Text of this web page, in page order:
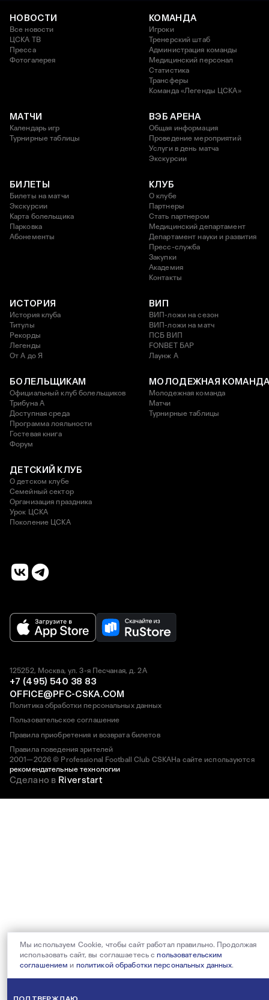
НОВОСТИ
Все новости
ЦСКА ТВ
Пресса
Фотогалерея
КОМАНДА
Игроки
Тренерский штаб
Администрация команды
Медицинский персонал
Статистика
Трансферы
Команда «Легенды ЦСКА»
МАТЧИ
Календарь игр
Турнирные таблицы
ВЭБ АРЕНА
Общая информация
Проведение мероприятий
Услуги в день матча
Экскурсии
БИЛЕТЫ
Билеты на матчи
Экскурсии
Карта болельщика
Парковка
Абонементы
КЛУБ
О клубе
Партнеры
Стать партнером
Медицинский департамент
Департамент науки и развития
Пресс-служба
Закупки
Академия
Контакты
ИСТОРИЯ
История клуба
Титулы
Рекорды
Легенды
От А до Я
ВИП
ВИП-ложи на сезон
ВИП-ложи на матч
ПСБ ВИП
FONBET БАР
Лаунж A
БОЛЕЛЬЩИКАМ
Официальный клуб болельщиков
Трибуна А
Доступная среда
Программа лояльности
Гостевая книга
Форум
МОЛОДЕЖНАЯ
Молодежная команда
Матчи
Турнирные таблицы
ДЕТСКИЙ КЛУБ
О детском клубе
Семейный сектор
Организация праздника
Урок ЦСКА
Поколение ЦСКА
2001—2026 © Professional Football Club CSKAНа сайте используются
рекомендательные технологии
125252, Москва, ул. 3-я Песчаная, д. 2А
+7 (495) 540 38 83
OFFICE@PFC-CSKA.COM
Политика обработки персональных данных
Пользовательское соглашение
Правила приобретения и возврата билетов
Правила поведения зрителей
Сделано в Riverstart
Мы используем Cookie, чтобы сайт работал правильно. Продолжая
использовать сайт, вы соглашаетесь спользовательским
соглашением и политикой обработки персональных данных.